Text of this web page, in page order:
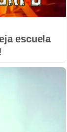
escuela